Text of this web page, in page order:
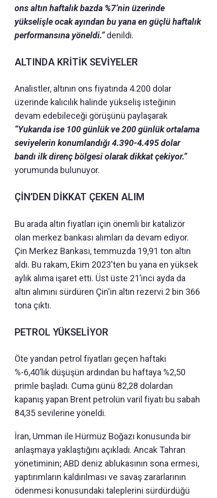
ons altın haftalık bazda %7’nin üzerinde
yükselişle ocak ayından bu yana en güçlü haftalık
performansına yöneldi.”denildi.
ALTINDA KRİTİK SEVİYELER
Analistler, altının ons fiyatında 4.200 dolar
üzerinde kalıcılık halinde yükseliş isteğinin
devam edebileceği görüşünü paylaşarak
“Yukarıda ise 100 günlük ve 200 günlük ortalama
seviyelerin konumlandığı 4.390-4.495 dolar
bandı ilk direnç bölgesi olarak dikkat çekiyor.”
yorumunda bulunuyor.
ÇİN’DEN DİKKAT ÇEKEN ALIM
Bu arada altın fiyatları için önemli bir katalizör
olan merkez bankası alımları da devam ediyor.
Çin Merkez Bankası, temmuzda 19,91 ton altın
aldı. Bu rakam, Ekim 2023'ten bu yana en yüksek
aylık alıma işaret etti. Üst üste 21’inci ayda da
altın alımını sürdüren Çin'in altın rezervi 2 bin 366
tona çıktı.
PETROL YÜKSELİYOR
Öte yandan petrol fiyatları geçen haftaki
%-6,40’lık düşüşün ardından bu haftaya %2,50
primle başladı. Cuma günü 82,28 dolardan
kapanış yapan Brent petrolün varil fiyatı bu sabah
84,35 sevilerine yöneldi.
İran, Umman ile Hürmüz Boğazı konusunda bir
anlaşmaya yaklaştığını açıkladı. Ancak Tahran
yönetiminin; ABD deniz ablukasının sona ermesi,
yaptırımların kaldırılması ve savaş zararlarının
ödenmesi konusundaki taleplerini sürdürdüğü